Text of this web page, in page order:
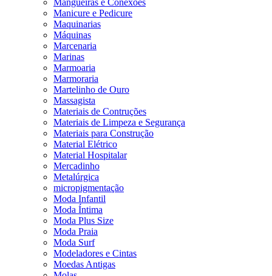
Mangueiras e Conexões
Manicure e Pedicure
Maquinarias
Máquinas
Marcenaria
Marinas
Marmoaria
Marmoraria
Martelinho de Ouro
Massagista
Materiais de Contruções
Materiais de Limpeza e Segurança
Materiais para Construção
Material Elétrico
Material Hospitalar
Mercadinho
Metalúrgica
micropigmentação
Moda Infantil
Moda Íntima
Moda Plus Size
Moda Praia
Moda Surf
Modeladores e Cintas
Moedas Antigas